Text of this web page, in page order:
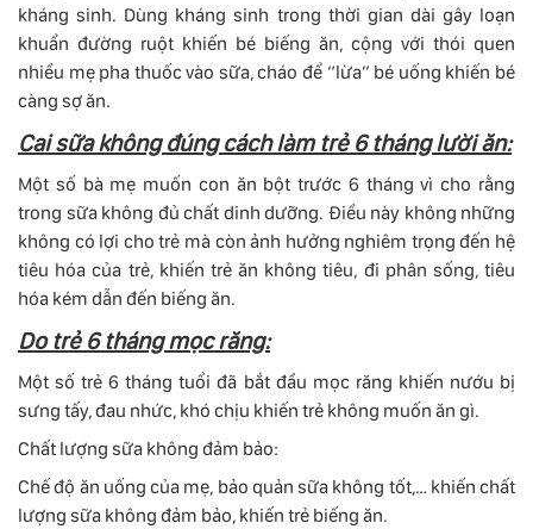
kháng sinh. Dùng kháng sinh trong thời gian dài gây loạn
khuẩn đường ruột khiến bé biếng ăn, cộng với thói quen
nhiều mẹ pha thuốc vào sữa, cháo để “lừa” bé uống khiến bé
càng sợ ăn.
Cai sữa không đúng cách làm trẻ 6 tháng lười ăn:
Một số bà mẹ muốn con ăn bột trước 6 tháng vì cho rằng
trong sữa không đủ chất dinh dưỡng. Điều này không những
không có lợi cho trẻ mà còn ảnh hưởng nghiêm trọng đến hệ
tiêu hóa của trẻ, khiến trẻ ăn không tiêu, đi phân sống, tiêu
hóa kém dẫn đến biếng ăn.
Do trẻ 6 tháng mọc răng:
Một số trẻ 6 tháng tuổi đã bắt đầu mọc răng khiến nướu bị
sưng tấy, đau nhức, khó chịu khiến trẻ không muốn ăn gì.
Chất lượng sữa không đảm bảo:
Chế độ ăn uống của mẹ, bảo quản sữa không tốt,… khiến chất
lượng sữa không đảm bảo, khiến trẻ biếng ăn.